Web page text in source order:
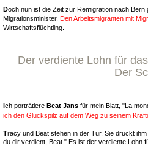
Doch nun ist die Zeit zur Remigration nach Bern
Migrationsminister. Den Arbeitsmigranten mit
Wirtschaftsflüchtling.
Der verdiente Lohn für
Der
Ich porträtiere Beat Jans für mein Blatt, "La
ich den Glückspilz auf dem Weg zu seinem
Tracy und Beat stehen in der Tür. Sie drückt
du dir verdient, Beat." Es ist der verdiente Lohn